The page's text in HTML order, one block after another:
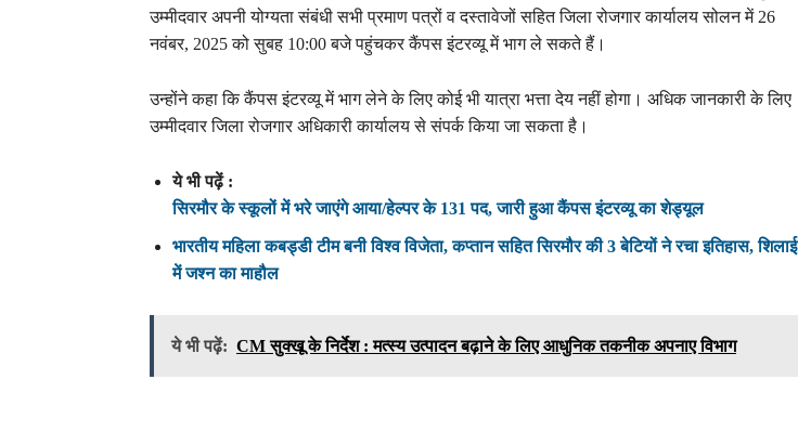
उम्मीदवार अपनी योग्यता संबंधी सभी प्रमाण पत्रों व दस्तावेजों सहित जिला रोजगार कार्यालय सोलन में 26
नवंबर, 2025 को सुबह 10:00 बजे पहुंचकर कैंपस इंटरव्यू में भाग ले सकते हैं।
उन्होंने कहा कि कैंपस इंटरव्यू में भाग लेने के लिए कोई भी यात्रा भत्ता देय नहीं होगा। अधिक जानकारी के लिए
उम्मीदवार जिला रोजगार अधिकारी कार्यालय से संपर्क किया जा सकता है।
ये भी पढ़ें :
सिरमौर के स्कूलों में भरे जाएंगे आया/हेल्पर के 131 पद, जारी हुआ कैंपस इंटरव्यू का शेड्यूल
भारतीय महिला कबड्डी टीम बनी विश्व विजेता, कप्तान सहित सिरमौर की 3 बेटियों ने रचा इतिहास, शिलाई
में जश्न का माहौल
ये भी पढ़ें: CM सुक्खू के निर्देश : मत्स्य उत्पादन बढ़ाने के लिए आधुनिक तकनीक अपनाए विभाग